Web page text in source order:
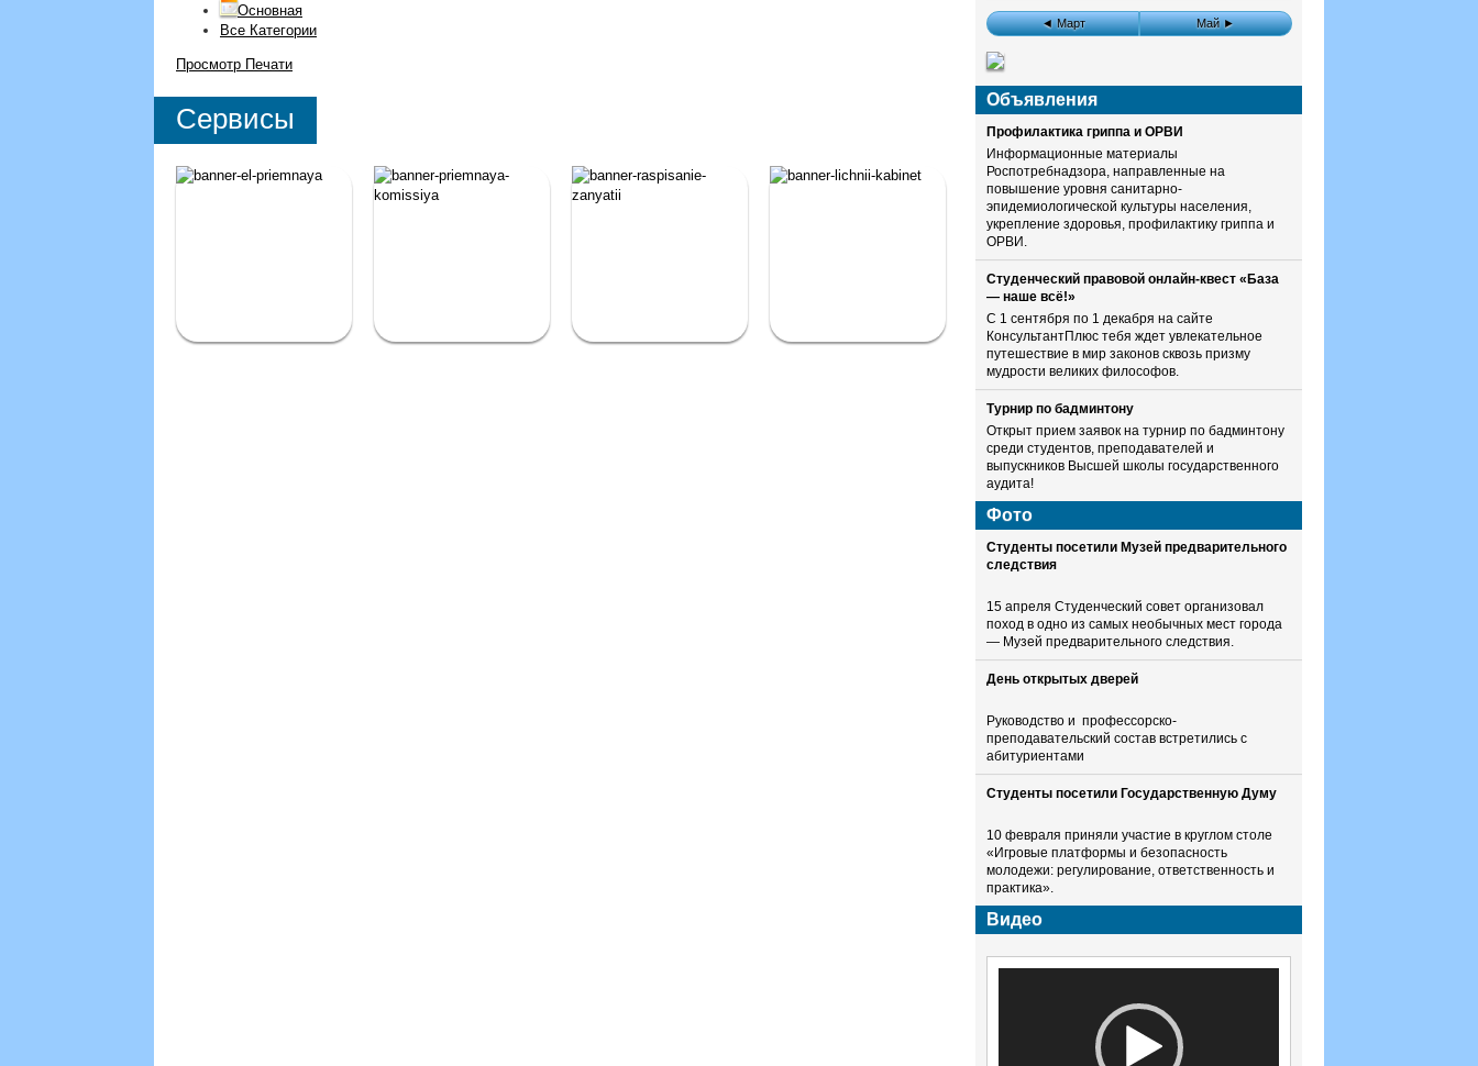
Основная
Все Категории
Просмотр Печати
Сервисы
◄ Март Май ►
Объявления
Профилактика гриппа и ОРВИ
Информационные материалы
Роспотребнадзора, направленные на
повышение уровня санитарно-
эпидемиологической культуры населения,
укрепление здоровья, профилактику гриппа и
ОРВИ.
Студенческий правовой онлайн-квест «База
— наше всё!»
С 1 сентября по 1 декабря на сайте
КонсультантПлюс тебя ждет увлекательное
путешествие в мир законов сквозь призму
мудрости великих философов.
Турнир по бадминтону
Открыт прием заявок на турнир по бадминтону
среди студентов, преподавателей и
выпускников Высшей школы государственного
аудита!
Фото
Студенты посетили Музей предварительного
следствия
15 апреля Студенческий совет организовал
поход в одно из самых необычных мест города
— Музей предварительного следствия.
День открытых дверей
Руководство и профессорско-
преподавательский состав встретились с
абитуриентами
Студенты посетили Государственную Думу
10 февраля приняли участие в круглом столе
«Игровые платформы и безопасность
молодежи: регулирование, ответственность и
практика».
Видео